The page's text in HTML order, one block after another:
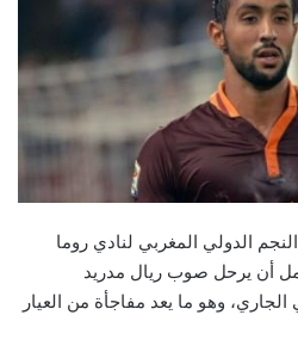
الدولي المغربي لنادي روما
أن يرحل صوب ريال مدريد
وهو ما يعد مفاجأة من العيار